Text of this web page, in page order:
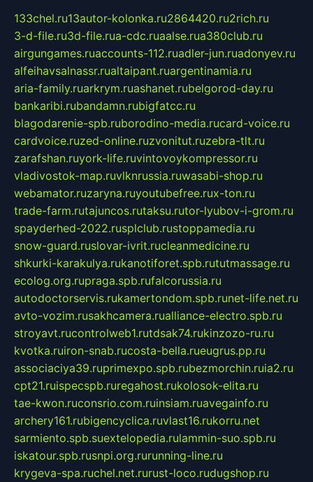
133chel.ru13autor-kolonka.ru2864420.ru2rich.ru
3-d-file.ru3d-file.rua-cdc.ruaalse.rua380club.ru
airgungames.ruaccounts-112.ruadler-jun.ruadonyev.ru
alfeihavsalnassr.rualtaipant.ruargentinamia.ru
aria-family.ruarkrym.ruashanet.rubelgorod-day.ru
bankaribi.rubandamn.rubigfatcc.ru
blagodarenie-spb.ruborodino-media.rucard-voice.ru
cardvoice.ruzed-online.ruzvonitut.ruzebra-tlt.ru
zarafshan.ruyork-life.ruvintovoykompressor.ru
vladivostok-map.ruvlknrussia.ruwasabi-shop.ru
webamator.ruzaryna.ruyoutubefree.rux-ton.ru
trade-farm.rutajuncos.rutaksu.rutor-lyubov-i-grom.ru
spayderhed-2022.rusplclub.rustoppamedia.ru
snow-guard.ruslovar-ivrit.rucleanmedicine.ru
shkurki-karakulya.rukanotiforet.spb.rututmassage.ru
ecolog.org.rupraga.spb.rufalcorussia.ru
autodoctorservis.rukamertondom.spb.runet-life.net.ru
avto-vozim.rusakhcamera.rualliance-electro.spb.ru
stroyavt.rucontrolweb1.rutdsak74.rukinzozo-ru.ru
kvotka.ruiron-snab.rucosta-bella.rueugrus.pp.ru
associaciya39.ruprimexpo.spb.rubezmorchin.ruia2.ru
cpt21.ruispecspb.ruregahost.rukolosok-elita.ru
tae-kwon.ruconsrio.com.ruinsiam.ruavegainfo.ru
archery161.rubigencyclica.ruvlast16.rukorru.net
sarmiento.spb.suextelopedia.rulammin-suo.spb.ru
iskatour.spb.rusnpi.org.rurunning-line.ru
krygeva-spa.ruchel.net.rurust-loco.rudugshop.ru